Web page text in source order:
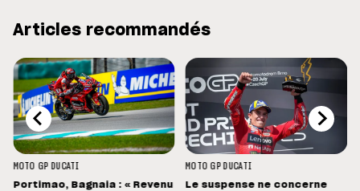
Articles recommandés
MOTO GP DUCATI
Portimao, Bagnaia : « Revenu
MOTO GP DUCATI
Le suspense ne concerne